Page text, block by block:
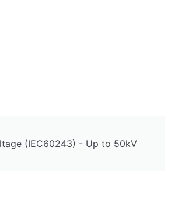
(IEC60243) - Up to 50kV